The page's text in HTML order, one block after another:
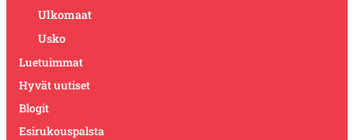
Ulkomaat
Usko
Luetuimmat
Hyvät uutiset
Blogit
Esirukouspalsta